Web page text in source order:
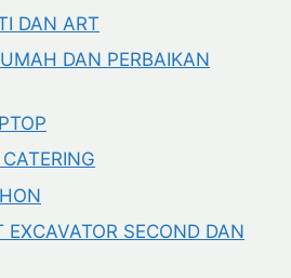
DAN ART
DAN PERBAIKAN
SECOND DAN